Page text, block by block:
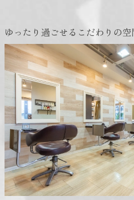
ゆったり過ごせるこだわりの空